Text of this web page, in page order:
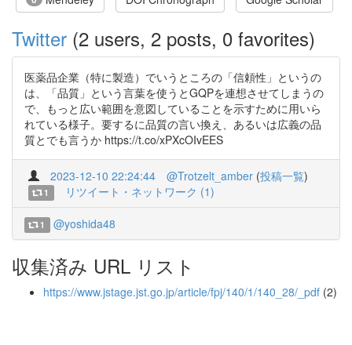
Twitter (2 users, 2 posts, 0 favorites)
医薬品企業（特に製造）でいうところの「信頼性」というの
は、「品質」という言葉を使うとGQPを連想させてしまうの
で、もっと広い範囲を意図していることを示すために用いら
れている様子。要するに品質の言い換え、あるいは広義の品
質とでも言うか https://t.co/xPXcOIvEES
2023-12-10 22:24:44 @Trotzelt_amber (投稿一覧)
1 リツイート・ネットワーク (1)
1 @yoshida48
収集済み URL リスト
https://www.jstage.jst.go.jp/article/fpj/140/1/140_28/_pdf (2)